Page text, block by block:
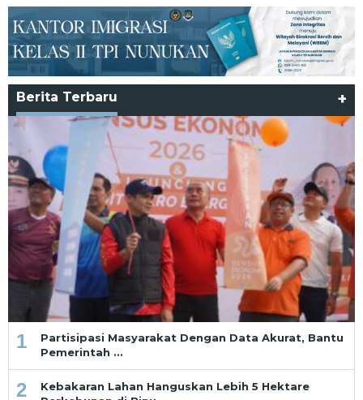
Berita Terbaru +
1
Partisipasi Masyarakat Dengan Data Akurat, Bantu
Pemerintah …
2
Kebakaran Lahan Hanguskan Lebih 5 Hektare